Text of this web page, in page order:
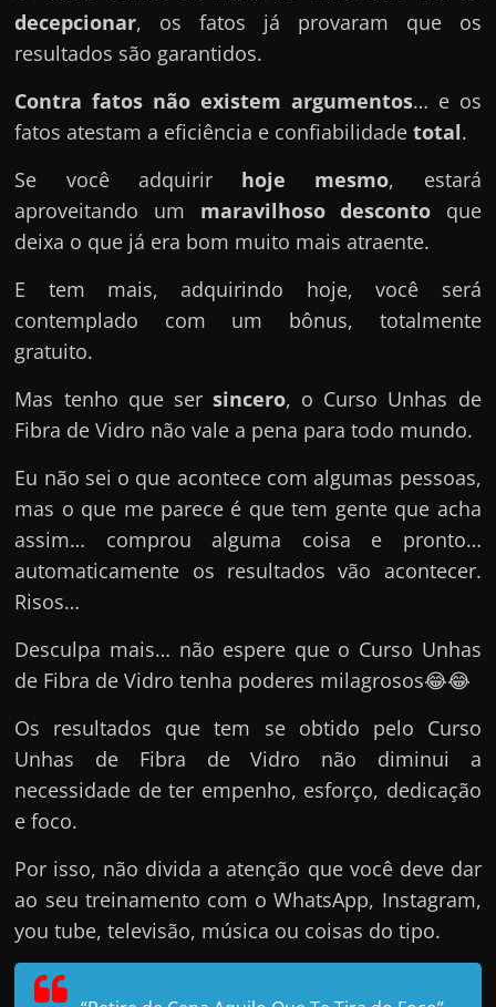
decepcionar, os fatos já provaram que os
resultados são garantidos.
Contra fatos não existem argumentos… e os
fatos atestam a eficiência e confiabilidadetotal.
Se você adquirir hoje mesmo, estará
aproveitando um maravilhoso desconto que
deixa o que já era bom muito mais atraente.
E tem mais, adquirindo hoje, você será
contemplado com um bônus, totalmente
gratuito.
Mas tenho que ser sincero, o Curso Unhas de
Fibra de Vidro não vale a pena para todo mundo.
Eu não sei o que acontece com algumas pessoas,
mas o que me parece é que tem gente que acha
assim… comprou alguma coisa e pronto…
automaticamente os resultados vão acontecer.
Risos…
Desculpa mais… não espere que o Curso Unhas
de Fibra de Vidro tenha poderes milagrosos😂😂
Os resultados que tem se obtido pelo Curso
Unhas de Fibra de Vidro não diminui a
necessidade de ter empenho, esforço, dedicação
e foco.
Por isso, não divida a atenção que você deve dar
ao seu treinamento com o WhatsApp, Instagram,
you tube, televisão, música ou coisas do tipo.